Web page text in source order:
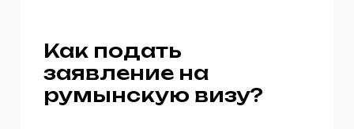
Как подать
заявление на
румынскую визу?